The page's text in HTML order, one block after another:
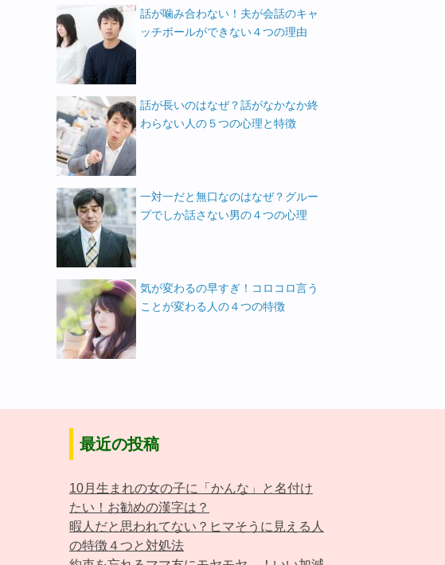
話が噛み合わない！夫が会話のキャ
ッチボールができない４つの理由
話が長いのはなぜ？話がなかなか終
わらない人の５つの心理と特徴
一対一だと無口なのはなぜ？グルー
プでしか話さない男の４つの心理
気が変わるの早すぎ！コロコロ言う
ことが変わる人の４つの特徴
最近の投稿
10月生まれの女の子に「かんな」と名付け
たい！お勧めの漢字は？
暇人だと思われてない？ヒマそうに見える人
の特徴４つと対処法